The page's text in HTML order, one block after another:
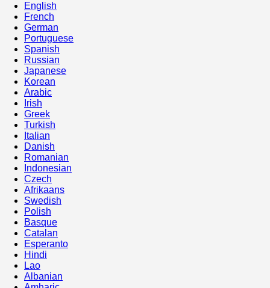
English
French
German
Portuguese
Spanish
Russian
Japanese
Korean
Arabic
Irish
Greek
Turkish
Italian
Danish
Romanian
Indonesian
Czech
Afrikaans
Swedish
Polish
Basque
Catalan
Esperanto
Hindi
Lao
Albanian